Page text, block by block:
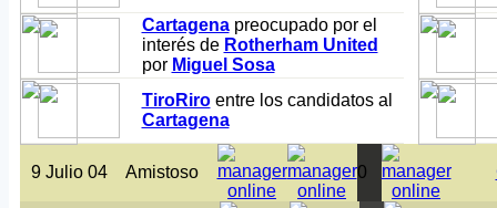
Cartagenapreocupado por el
interés de Rotherham United
por Miguel Sosa
TiroRiroentre los candidatos al
Cartagena
9 Julio 04 Amistoso 0